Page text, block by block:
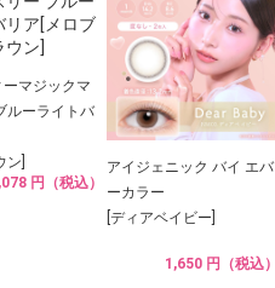
マジックマ
ルーライトバ
ン]
円（税込）
アイジェニック バイ エバ
ーカラー
[ディアベイビー]
1,650 円（税込）